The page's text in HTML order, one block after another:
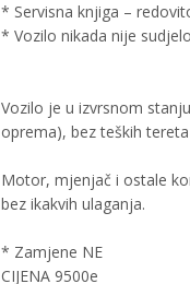
* Servisna knjiga –
* Vozilo nikada nije
Vozilo je u izvrsnom
oprema), bez teških
Motor, mjenjač i ostale
bez ikakvih ulaganja.
* Zamjene NE
CIJENA 9500e